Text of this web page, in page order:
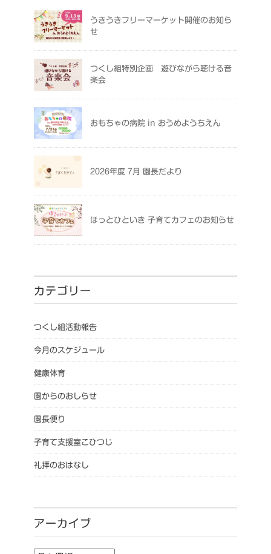
うきうきフリーマーケット開催のお知ら
せ
つくし組特別企画 遊びながら聴ける音
楽会
おもちゃの病院 in おうめようちえん
2026年度 7月 園長だより
ほっとひといき 子育てカフェのお知らせ
カテゴリー
つくし組活動報告
今月のスケジュール
健康体育
園からのおしらせ
園長便り
子育て支援室こひつじ
礼拝のおはなし
アーカイブ